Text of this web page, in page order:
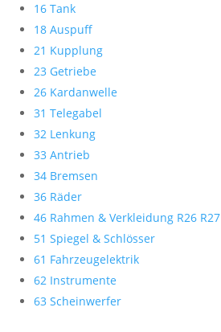
16 Tank
18 Auspuff
21 Kupplung
23 Getriebe
26 Kardanwelle
31 Telegabel
32 Lenkung
33 Antrieb
34 Bremsen
36 Räder
46 Rahmen & Verkleidung R26 R27
51 Spiegel & Schlösser
61 Fahrzeugelektrik
62 Instrumente
63 Scheinwerfer